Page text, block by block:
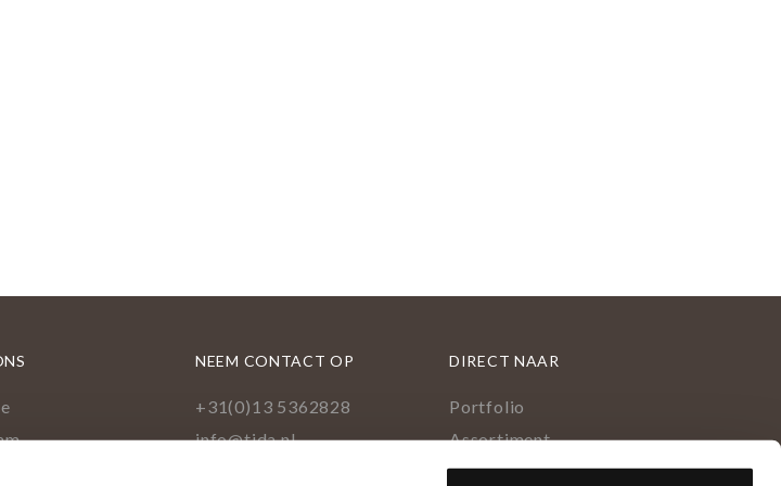
NEEM CONTACT OP
+31(0)13 5362828
info@tida.nl
DIRECT NAAR
Portfolio
Assortiment
Onderhoud geoliede vloer